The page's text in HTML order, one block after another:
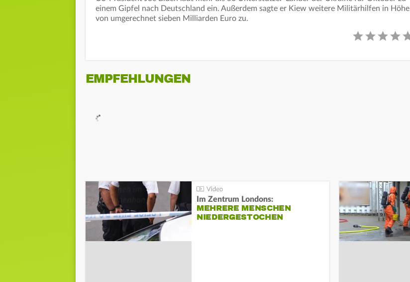
einem Gipfel nach Deutschland ein. Außerdem sagte er Kiew weitere Militärhilfen in Höhe
von umgerechnet sieben Milliarden Euro zu.
EMPFEHLUNGEN
Im Zentrum Londons:
MEHRERE MENSCHEN
NIEDERGESTOCHEN